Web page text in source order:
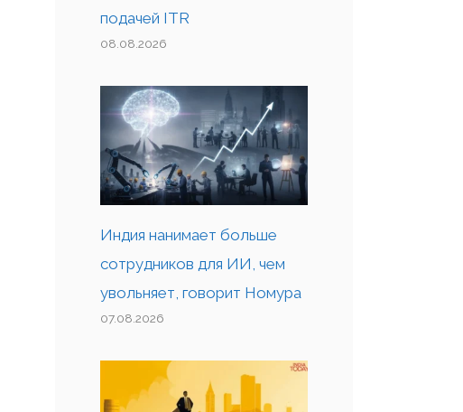
подачей ITR
08.08.2026
Индия нанимает больше
сотрудников для ИИ, чем
увольняет, говорит Номура
07.08.2026